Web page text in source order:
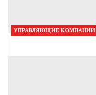
УПРАВЛЯЮЩИЕ КОМПАНИИ